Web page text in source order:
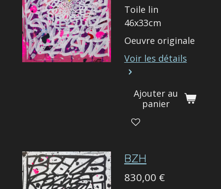
Toile lin
46x33cm
Oeuvre originale
Voir les détails
Ajouter au
panier
BZH
830,00 €